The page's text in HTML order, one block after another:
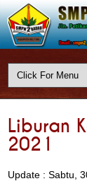
Liburan
2021
Update : Sabtu,